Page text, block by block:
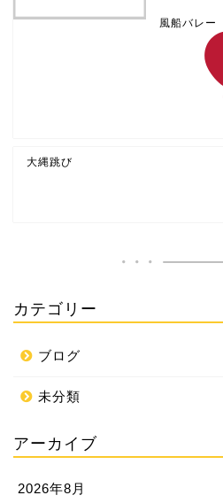
風船バレー
大縄跳び
カテゴリー
ブログ
未分類
アーカイブ
2026年8月